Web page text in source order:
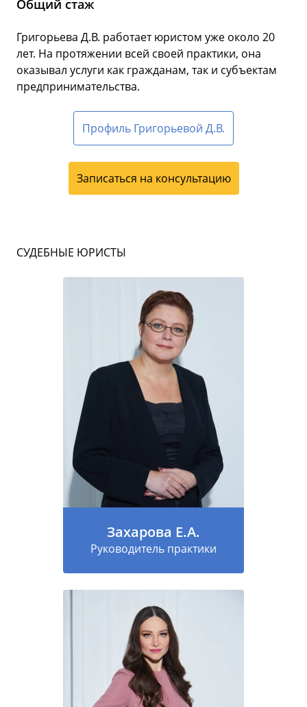
Общий стаж
Григорьева Д.В. работает юристом уже около 20
лет. На протяжении всей своей практики, она
оказывал услуги как гражданам, так и субъектам
предпринимательства.
Профиль Григорьевой Д.В.
Записаться на консультацию
СУДЕБНЫЕ ЮРИСТЫ
Захарова Е.А.
Руководитель практики